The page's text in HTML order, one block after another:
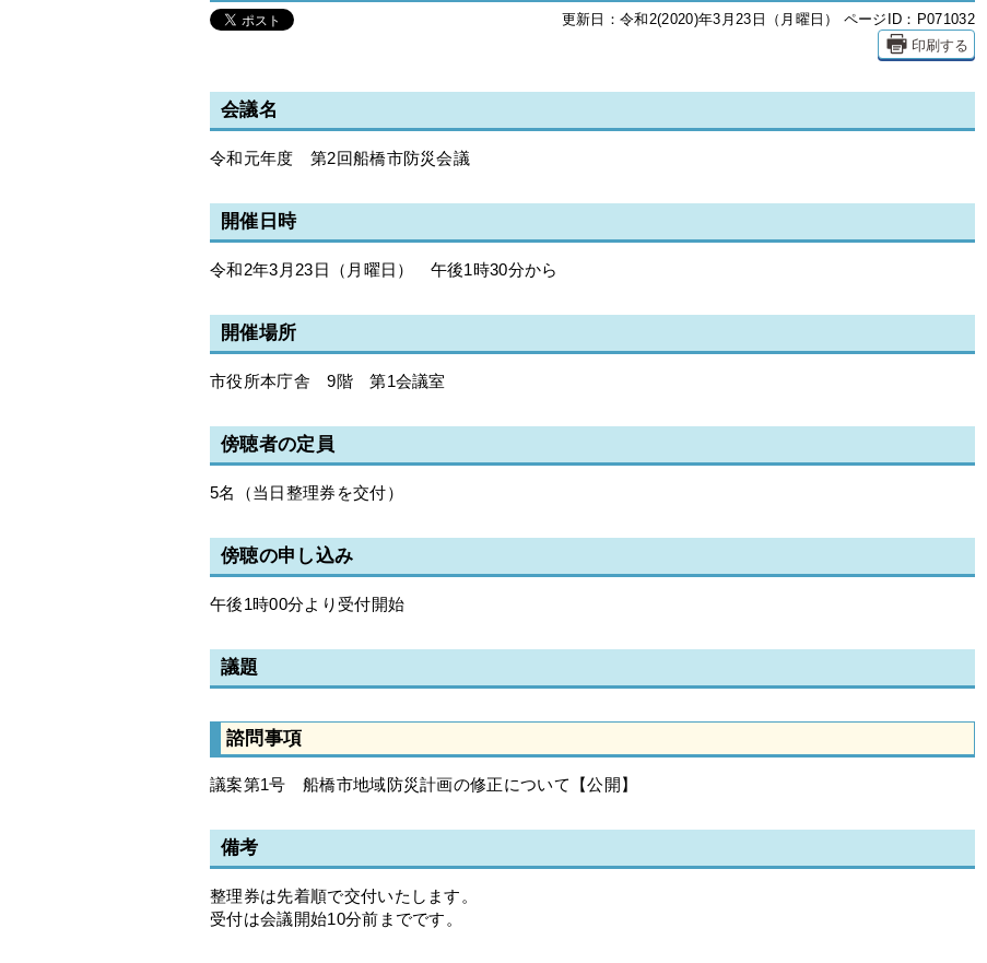
更新日：令和2(2020)年3月23日（月曜日） ページID：P071032
印刷する
会議名
令和元年度 第2回船橋市防災会議
開催日時
令和2年3月23日（月曜日） 午後1時30分から
開催場所
市役所本庁舎 9階 第1会議室
傍聴者の定員
5名（当日整理券を交付）
傍聴の申し込み
午後1時00分より受付開始
議題
諮問事項
議案第1号 船橋市地域防災計画の修正について【公開】
備考
整理券は先着順で交付いたします。
受付は会議開始10分前までです。